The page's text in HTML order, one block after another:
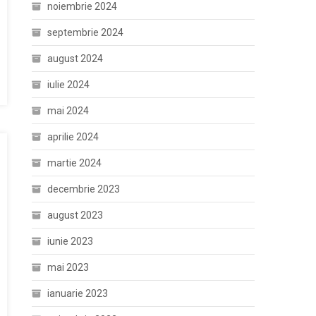
noiembrie 2024
septembrie 2024
august 2024
iulie 2024
mai 2024
aprilie 2024
martie 2024
decembrie 2023
august 2023
iunie 2023
mai 2023
ianuarie 2023